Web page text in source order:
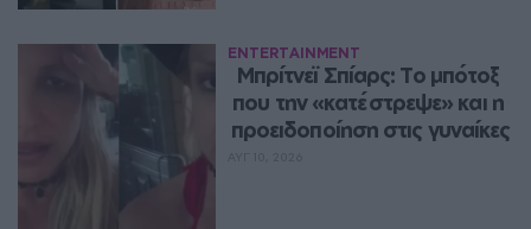
ENTERTAINMENT
Μπρίτνεϊ Σπίαρς: Το μπότοξ
που την «κατέστρεψε» και η
προειδοποίηση στις γυναίκες